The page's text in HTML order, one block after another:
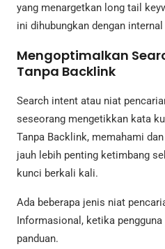
yang menargetkan long tail
ini dihubungkan dengan
Mengoptimalkan
Tanpa Backlink
Search intent atau niat
seseorang mengetikkan kata
Tanpa Backlink, memahami
jauh lebih penting ketimbang
kunci berkali kali.
Ada beberapa jenis niat
Informasional, ketika
panduan.